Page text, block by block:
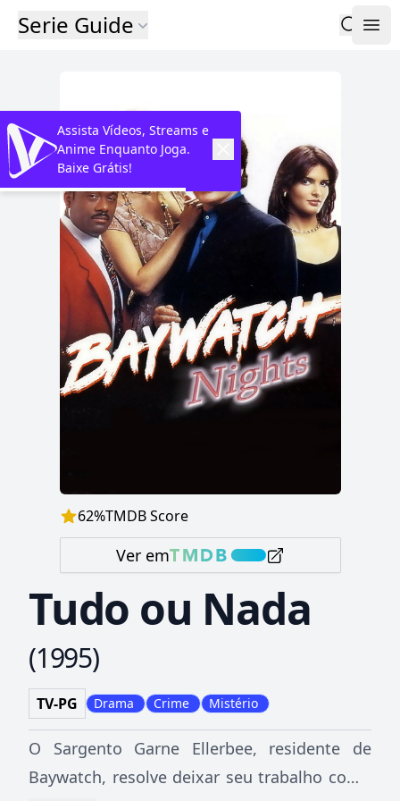
Serie Guide
62%TMDB Score
Ver em
Tudo ou Nada
(1995)
TV-PG Drama Crime Mistério
O Sargento Garne Ellerbee, residente de
Baywatch, resolve deixar seu trabalho como
Assista Vídeos, Streams e
Anime Enquanto Joga.
Baixe Grátis!